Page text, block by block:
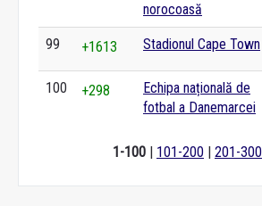
norocoasă
99 +1613 Stadionul Cape Town
100 +298
Echipa națională de
fotbal a Danemarcei
1-100 | 101-200 | 201-300